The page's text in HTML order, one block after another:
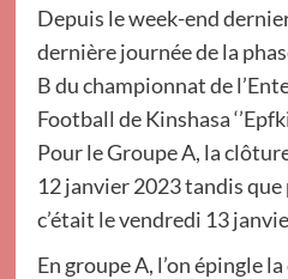
Depuis le week-end
dernière journée de la
B du championnat de
Football de Kinshasa
Pour le Groupe A, la
12 janvier 2023 tandis que
c’était le vendredi 13
En groupe A, l’on épingle